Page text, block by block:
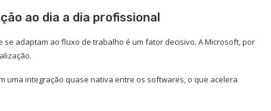
ao dia a dia profissional
adaptam ao fluxo de trabalho é um fator decisivo. A Microsoft, por
uma integração quase nativa entre os softwares, o que acelera